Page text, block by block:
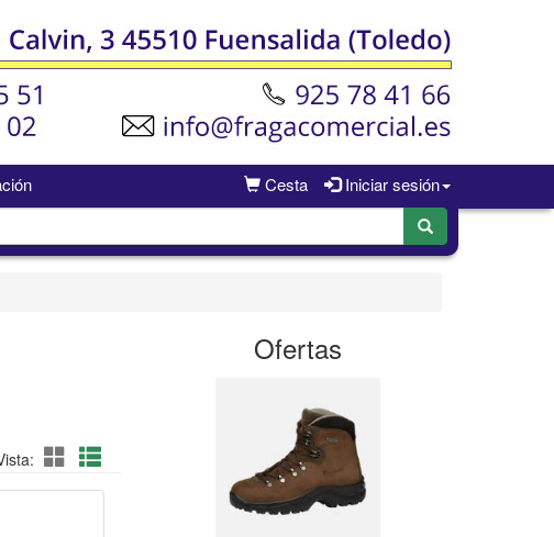
Cesta Iniciar sesión
Ofertas